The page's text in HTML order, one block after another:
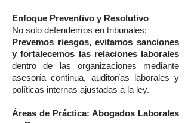
Enfoque Preventivo y Resolutivo
No solo defendemos en tribunales:
Prevemos riesgos, evitamos sanciones
y fortalecemos las relaciones laborales
dentro de las organizaciones mediante
asesoría continua, auditorías laborales y
políticas internas ajustadas a la ley.
Áreas de Práctica: Abogados Laborales